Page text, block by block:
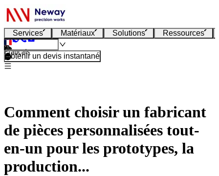
Services Matériaux Solutions Ressources
Français
Obtenir un devis instantané
Comment choisir un fabricant
de pièces personnalisées tout-
en-un pour les prototypes, la
production...